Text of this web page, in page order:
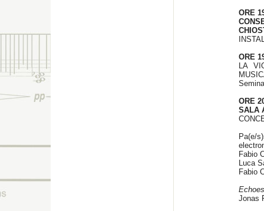
ORE
ORE
LA
ORE
SALA
Pa(e/
Fabio
Luca
Fabio
Jonas